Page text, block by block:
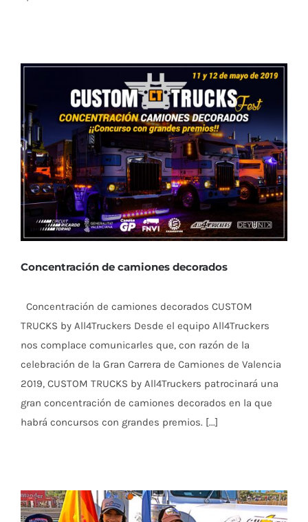
Concentración de camiones decorados
Concentración de camiones decorados CUSTOM
TRUCKS by All4Truckers Desde el equipo All4Truckers
nos complace comunicarles que, con razón de la
celebración de la Gran Carrera de Camiones de Valencia
2019, CUSTOM TRUCKS by All4Truckers patrocinará una
gran concentración de camiones decorados en la que
habrá concursos con grandes premios. [...]